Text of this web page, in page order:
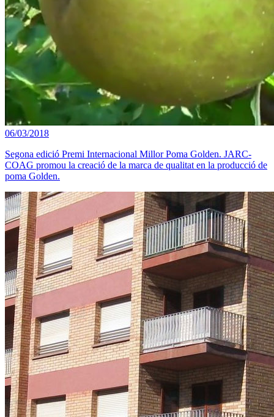
06/03/2018
Segona edició Premi Internacional Millor Poma Golden. JARC-
COAG promou la creació de la marca de qualitat en la producció de
poma Golden.